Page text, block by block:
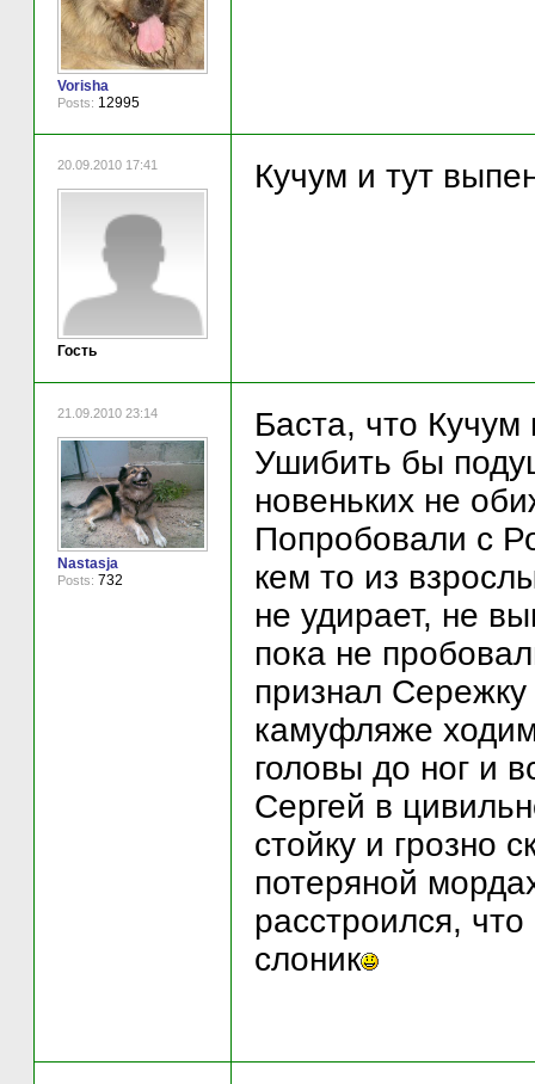
Vorisha
Posts: 12995
20.09.2010 17:41
Гость
Кучум и тут
21.09.2010 23:14
Nastasja
Posts: 732
Баста, что
Ушибить бы
новеньких не
Попробовали с
кем то из
не удирает, не
пока не
признал
камуфляже ходим
головы до ног и
Сергей в
стойку и грозно
потеряной
расстроился,
слоник